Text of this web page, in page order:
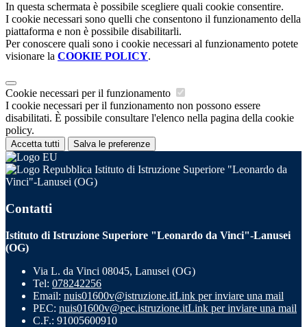
In questa schermata è possibile scegliere quali cookie consentire.
I cookie necessari sono quelli che consentono il funzionamento della
piattaforma e non è possibile disabilitarli.
Per conoscere quali sono i cookie necessari al funzionamento potete
visionare la COOKIE POLICY.
Cookie necessari per il funzionamento
I cookie necessari per il funzionamento non possono essere
disabilitati. È possibile consultare l'elenco nella pagina della cookie
policy.
Accetta tutti Salva le preferenze
Istituto di Istruzione Superiore "Leonardo da
Vinci"-Lanusei (OG)
Contatti
Istituto di Istruzione Superiore "Leonardo da Vinci"-Lanusei
(OG)
Via L. da Vinci 08045, Lanusei (OG)
Tel: 078242256
Email: nuis01600v@istruzione.itLink per inviare una mail
PEC: nuis01600v@pec.istruzione.itLink per inviare una mail
C.F.: 91005600910